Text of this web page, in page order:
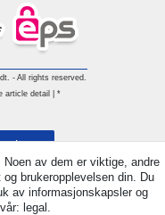
- All rights reserved.
article detail | *
av dem er viktige, andre
brukeropplevelsen din. Du
av informasjonskapsler og
legal.
here